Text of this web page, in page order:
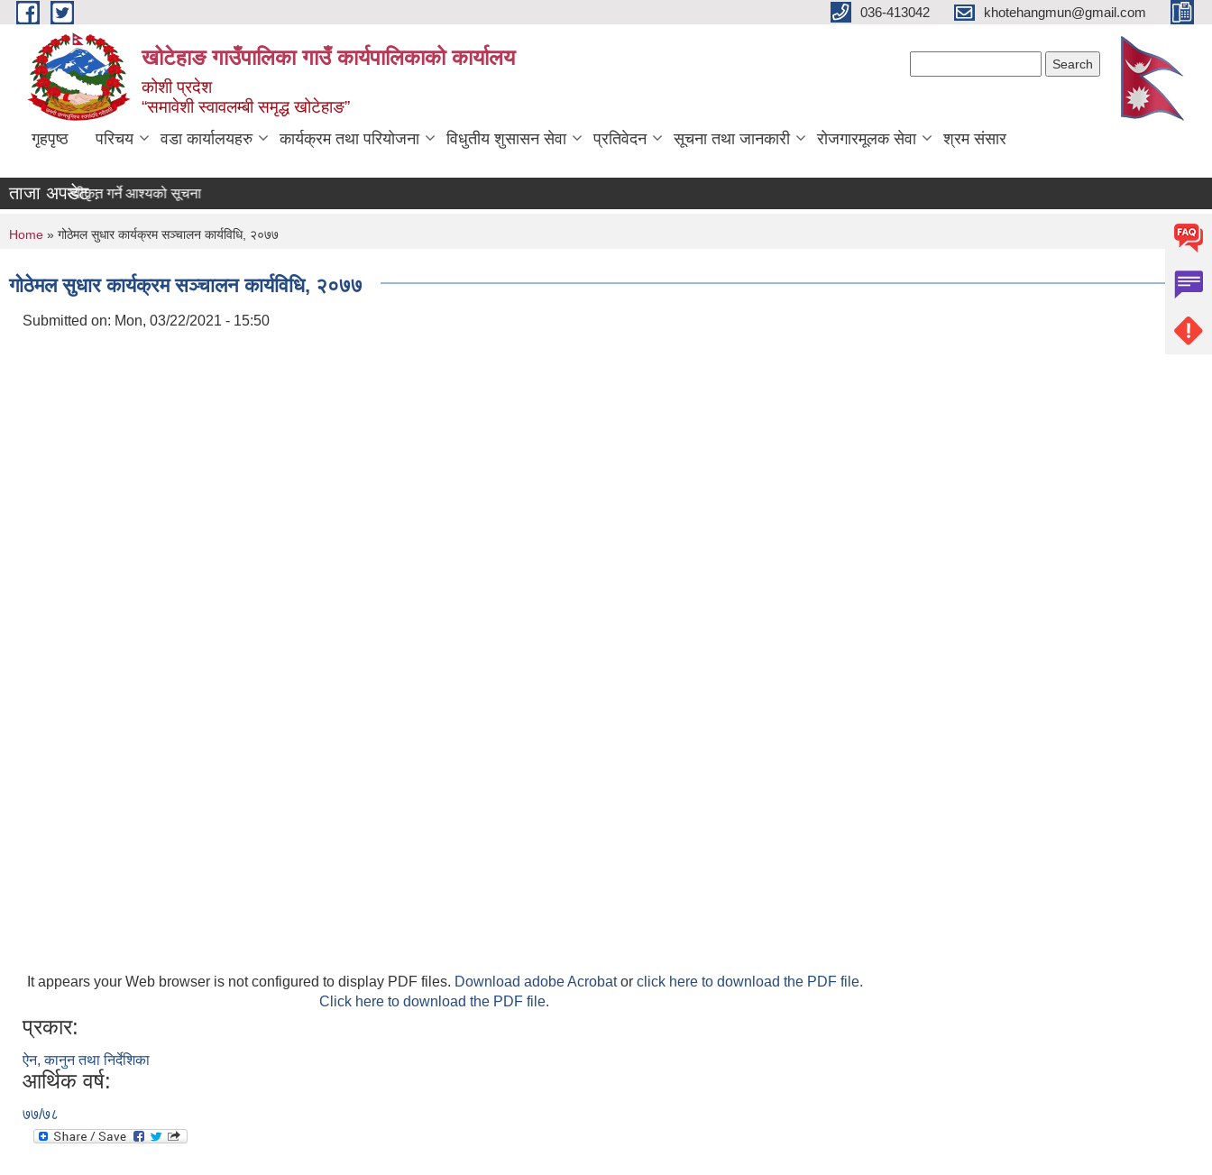
Skip to main content 036-413042 khotehangmun@gmail.com
खोटेहाङ गाउँपालिका गाउँ कार्यपालिकाको कार्यालय
कोशी प्रदेश
“समावेशी स्वावलम्बी समृद्ध खोटेहाङ”
गृहपृष्ठ परिचय वडा कार्यालयहरु कार्यक्रम तथा परियोजना विधुतीय शुसासन सेवा प्रतिवेदन सूचना तथा जानकारी रोजगारमूलक सेवा श्रम संसार
ताजा अपडेट :
स्वीकृत गर्ने आश्यको सूचना
You are here
Home » गोठेमल सुधार कार्यक्रम सञ्चालन कार्यविधि, २०७७
गोठेमल सुधार कार्यक्रम सञ्चालन कार्यविधि, २०७७
Submitted on: Mon, 03/22/2021 - 15:50
It appears your Web browser is not configured to display PDF files. Download adobe Acrobator click here to download the PDF file.
Click here to download the PDF file.
प्रकार:
ऐन, कानुन तथा निर्देशिका
आर्थिक वर्ष:
७७/७८